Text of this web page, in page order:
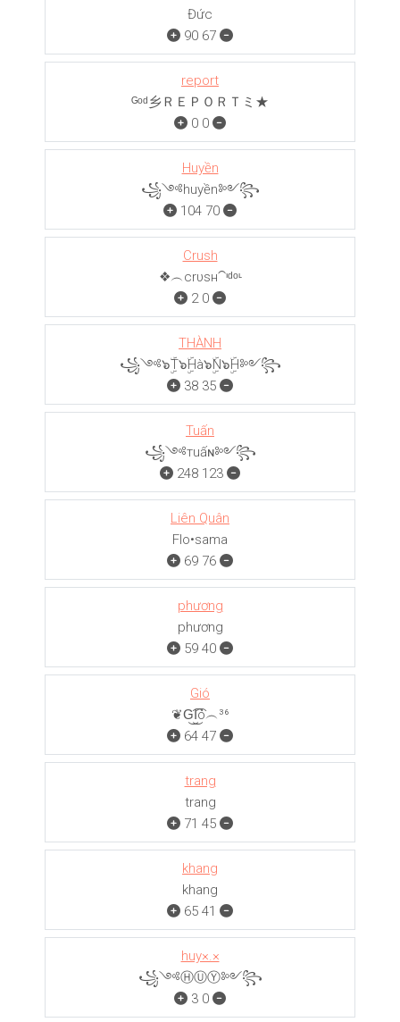
Đức
90 67
report
ᴳᵒᵈ乡ＲＥＰＯＲＴミ★
0 0
Huyền
꧁༺huyền༻꧂
104 70
Crush
❖︵crυѕн⁀ᶦᵈᵒᶫ
2 0
THÀNH
꧁༺๖ۣۜT๖ۣۜHà๖ۣۜN๖ۣۜH༻꧂
38 35
Tuấn
꧁༺тuấɴ༻꧂
248 123
Liên Quân
Flo•sama
69 76
phương
phương
59 40
Gió
❦G͜͡I͜͡ó︵³⁶
64 47
trang
trang
71 45
khang
khang
65 41
huy×.×
꧁༺ⒽⓊⓎ༻꧂
3 0